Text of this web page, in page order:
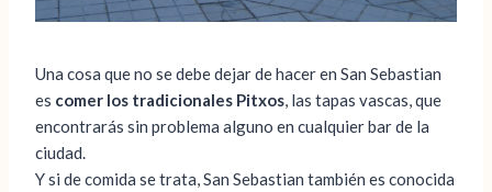
Una cosa que no se debe dejar de hacer en San Sebastian
es comer los tradicionales Pitxos, las tapas vascas, que
encontrarás sin problema alguno en cualquier bar de la
ciudad.
Y si de comida se trata, San Sebastian también es conocida